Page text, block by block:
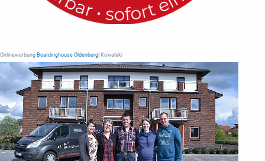
Onlinewerbung Boardinghouse Oldenburg | Kowalski